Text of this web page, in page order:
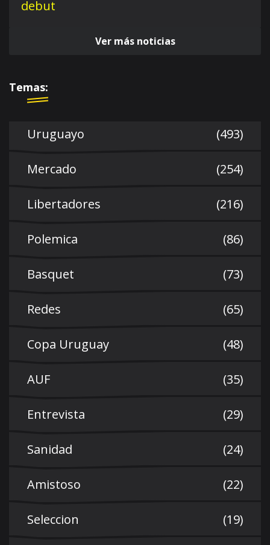
Ver más noticias
Temas:
Uruguayo (493)
Mercado (254)
Libertadores (216)
Polemica (86)
Basquet (73)
Redes (65)
Copa Uruguay (48)
AUF (35)
Entrevista (29)
Sanidad (24)
Amistoso (22)
Seleccion (19)